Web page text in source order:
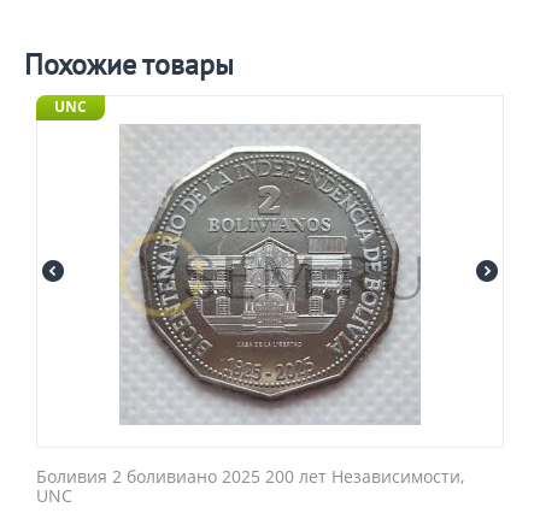
Похожие товары
UNC
Боливия 2 боливиано 2025 200 лет Независимости,
UNC